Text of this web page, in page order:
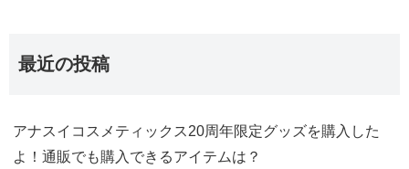
最近の投稿
アナスイコスメティックス20周年限定グッズを購入した
よ！通販でも購入できるアイテムは？